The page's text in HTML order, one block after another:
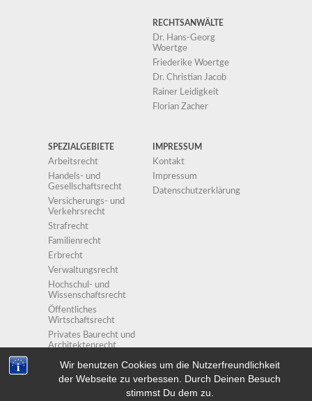
Wir benutzen Cookies um die Nutzerfreundlichkeit
der Webseite zu verbessen. Durch Deinen Besuch
stimmst Du dem zu.
RECHTSANWÄLTE
Dr. Hans-Georg
Woertge
Friederike Woertge
Dr. Christian Jacob
Rainer Leidigkeit
Florian Zacher
SPEZIALGEBIETE
Arbeitsrecht
Handels- und
Gesellschaftsrecht
Versicherungs- und
Verkehrsrecht
Strafrecht
Familienrecht
Erbrecht
Verwaltungsrecht
Hochschul- und
Wissenschaftsrecht
Öffentliches
Wirtschaftsrecht
Privates Baurecht und
Architektenrecht
IMPRESSUM
Kontakt
Impressum
Datenschutzerklärung
Law & Legal WordPress theme